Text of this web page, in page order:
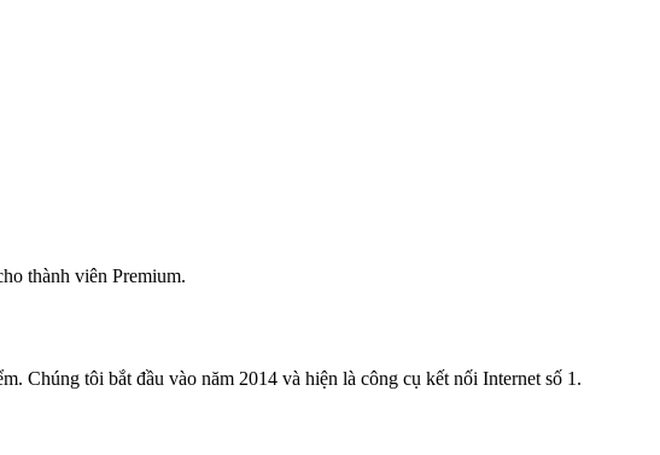
thành viên Premium.
Chúng tôi bắt đầu vào năm 2014 và hiện là công cụ kết nối Internet số 1.